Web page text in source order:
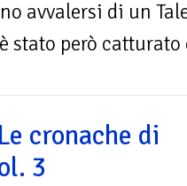
avvalersi di un
però catturato
cronache di
3